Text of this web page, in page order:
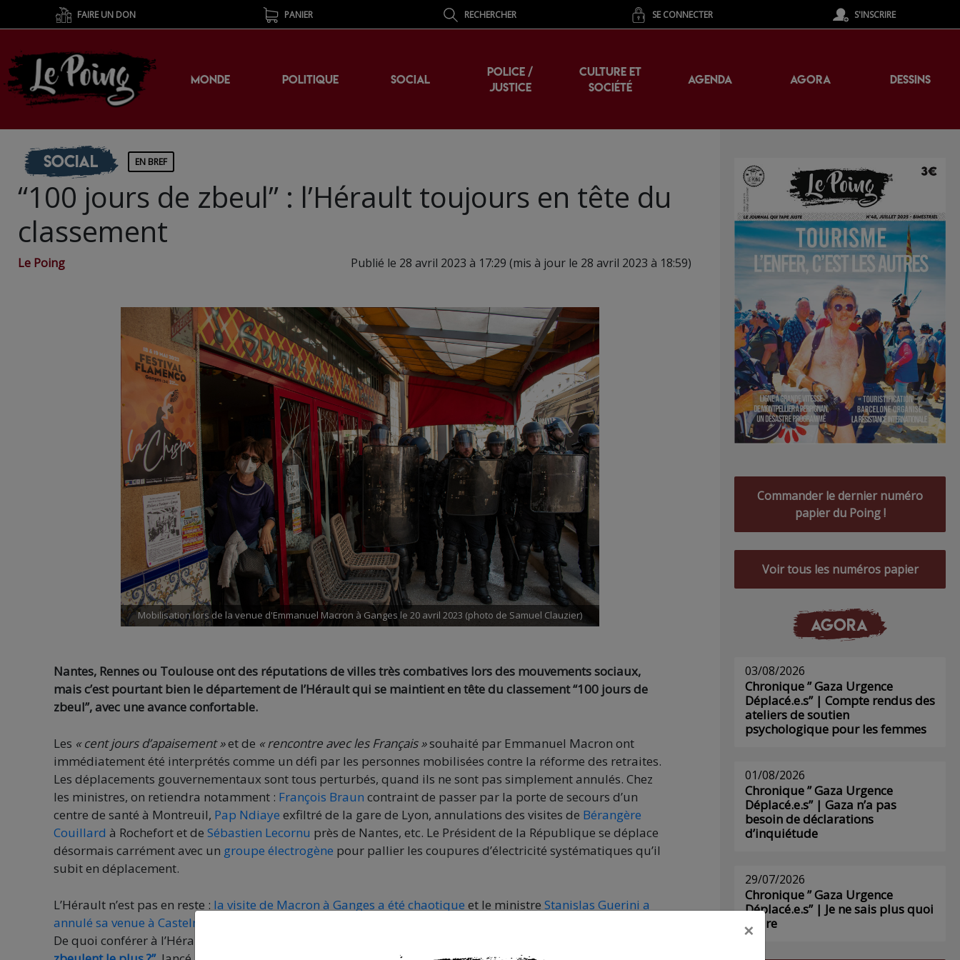
FAIRE UN DON PANIER RECHERCHER SE CONNECTER S'INSCRIRE
MONDE POLITIQUE SOCIAL
POLICE /
JUSTICE
CULTURE ET
SOCIÉTÉ
AGENDA AGORA DESSINS
Social EN BREF
“100 jours de zbeul” : l’Hérault toujours en tête du
classement
Le Poing Publié le 28 avril 2023 à 17:29 (mis à jour le 28 avril 2023 à 18:59)
Mobilisation lors de la venue d'Emmanuel Macron à Ganges le 20 avril 2023 (photo de Samuel Clauzier)
Nantes, Rennes ou Toulouse ont des réputations de villes très combatives lors des mouvements sociaux,
mais c’est pourtant bien le département de l’Hérault qui se maintient en tête du classement “100 jours de
zbeul”, avec une avance confortable.
Les « cent jours d’apaisement »et de « rencontre avec les Français »souhaité par Emmanuel Macron ont
immédiatement été interprétés comme un défi par les personnes mobilisées contre la réforme des retraites.
Les déplacements gouvernementaux sont tous perturbés, quand ils ne sont pas simplement annulés. Chez
les ministres, on retiendra notamment : François Braun contraint de passer par la porte de secours d’un
centre de santé à Montreuil, Pap Ndiaye exfiltré de la gare de Lyon, annulations des visites de Bérangère
Couillard à Rochefort et de Sébastien Lecornu près de Nantes, etc. Le Président de la République se déplace
désormais carrément avec un groupe électrogène pour pallier les coupures d’électricité systématiques qu’il
subit en déplacement.
L’Hérault n’est pas en reste : la visite de Macron à Ganges a été chaotique et le ministre Stanislas Guerini a
annulé sa venue à Castelnau-le-Lez
De quoi conférer à l’Hérault la tête du classement
Commander le dernier numéro
papier du Poing !
Voir tous les numéros papier
AGORA
03/08/2026
Chronique ” Gaza Urgence
Déplacé.e.s” | Compte rendus des
ateliers de soutien
psychologique pour les femmes
01/08/2026
Chronique ” Gaza Urgence
Déplacé.e.s” | Gaza n’a pas
besoin de déclarations
d’inquiétude
29/07/2026
Chronique ” Gaza Urgence
Déplacé.e.s” | Je ne sais plus quoi
écrire
×